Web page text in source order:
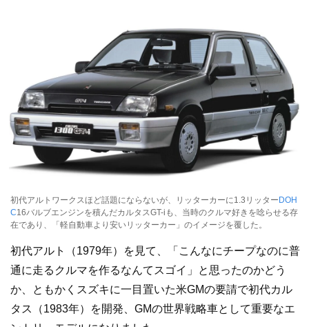
初代アルトワークスほど話題にならないが、リッターカーに1.3リッター DOH
C16バルブエンジンを積んだカルタスGT-iも、当時のクルマ好きを唸らせる存
在であり、「軽自動車より安いリッターカー」のイメージを覆した。
初代アルト（1979年）を見て、「こんなにチープなのに普
通に走るクルマを作るなんてスゴイ」と思ったのかどう
か、ともかくスズキに一目置いた米GMの要請で初代カル
タス（1983年）を開発、GMの世界戦略車として重要なエ